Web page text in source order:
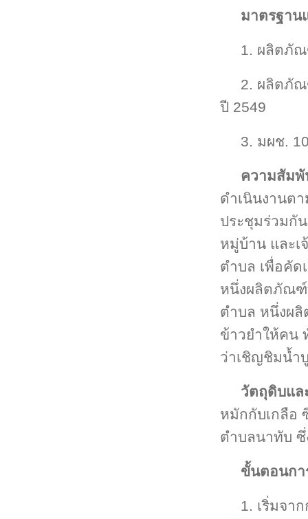
มาตรฐาน
1. ผลิตภัณ
2. ผลิตภัณ
ปี 2549
3. มผช.
ความสัม
ดำเนินงานต
ประชุมร่วมกั
หมู่บ้าน และเ
ตำบล เพื่อคั
หนึ่งผลิตภัณฑ์
ตำบล หนึ่งผ
ข้าวยำให้คน
ว่าเชิญชิมน้ำ
วัตถุดิบแล
หมักกับเกลือ
ตำบลนาทับ
ขั้นตอนกา
1. เริ่มจา